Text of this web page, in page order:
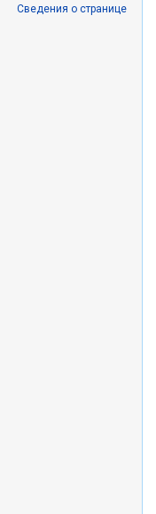
Сведения о странице